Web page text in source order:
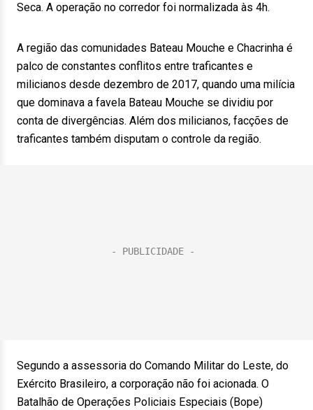
Seca. A operação no corredor foi normalizada às 4h.
A região das comunidades Bateau Mouche e Chacrinha é
palco de constantes conflitos entre traficantes e
milicianos desde dezembro de 2017, quando uma milícia
que dominava a favela Bateau Mouche se dividiu por
conta de divergências. Além dos milicianos, facções de
traficantes também disputam o controle da região.
Segundo a assessoria do Comando Militar do Leste, do
Exército Brasileiro, a corporação não foi acionada. O
Batalhão de Operações Policiais Especiais (Bope)